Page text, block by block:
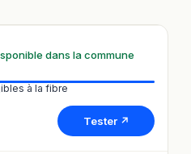
dans la commune
à la fibre
Tester ↗